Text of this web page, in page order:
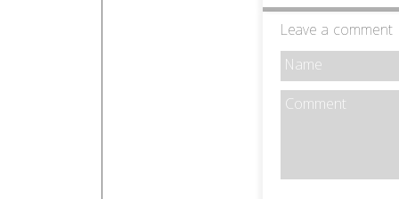
Leave a comment